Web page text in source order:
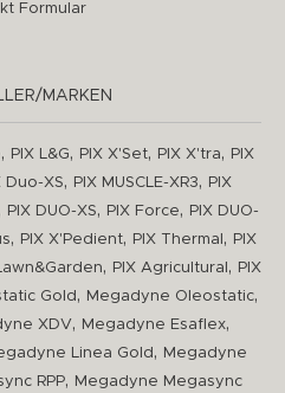
Formular
MARKEN
, PIX L&G, PIX X'Set, PIX X'tra,
PIX
Duo-XS, PIX MUSCLE-XR3,
PIX
PIX DUO-XS, PIX Force,
PIX DUO-
, PIX X'Pedient, PIX Thermal ,
PIX
, PIX Agricultural ,
PIX
Gold , Megadyne Oleostatic,
XDV, Megadyne Esaflex,
Linea Gold ,
Megadyne
RPP, Megadyne Megasync